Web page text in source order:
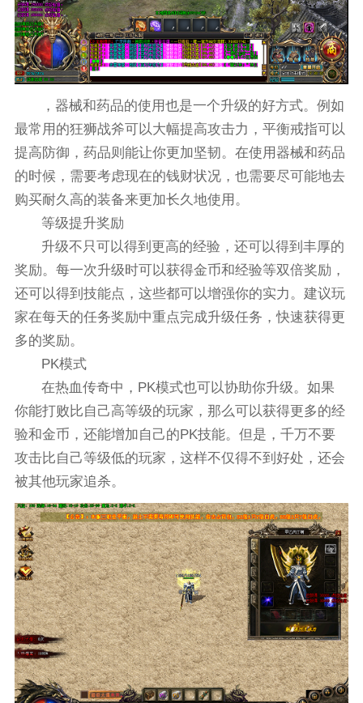
，器械和药品的使用也是一个升级的好方式。例如
最常用的狂狮战斧可以大幅提高攻击力，平衡戒指可以
提高防御，药品则能让你更加坚韧。在使用器械和药品
的时候，需要考虑现在的钱财状况，也需要尽可能地去
购买耐久高的装备来更加长久地使用。
等级提升奖励
升级不只可以得到更高的经验，还可以得到丰厚的
奖励。每一次升级时可以获得金币和经验等双倍奖励，
还可以得到技能点，这些都可以增强你的实力。建议玩
家在每天的任务奖励中重点完成升级任务，快速获得更
多的奖励。
PK模式
在热血传奇中，PK模式也可以协助你升级。如果
你能打败比自己高等级的玩家，那么可以获得更多的经
验和金币，还能增加自己的PK技能。但是，千万不要
攻击比自己等级低的玩家，这样不仅得不到好处，还会
被其他玩家追杀。